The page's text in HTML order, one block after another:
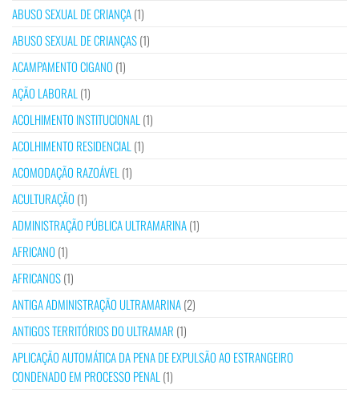
ABUSO SEXUAL DE CRIANÇA(1)
ABUSO SEXUAL DE CRIANÇAS(1)
ACAMPAMENTO CIGANO (1)
AÇÃO LABORAL (1)
ACOLHIMENTO INSTITUCIONAL (1)
ACOLHIMENTO RESIDENCIAL (1)
ACOMODAÇÃO RAZOÁVEL (1)
ACULTURAÇÃO (1)
ADMINISTRAÇÃO PÚBLICA ULTRAMARINA(1)
AFRICANO (1)
AFRICANOS(1)
ANTIGA ADMINISTRAÇÃO ULTRAMARINA(2)
ANTIGOS TERRITÓRIOS DO ULTRAMAR (1)
APLICAÇÃO AUTOMÁTICA DA PENA DE EXPULSÃO AO ESTRANGEIRO
CONDENADO EM PROCESSO PENAL (1)